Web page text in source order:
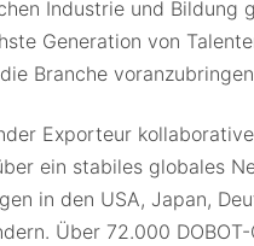
Industrie und Bildung
Generation von
Branche
Exporteur
ein stabiles globales
in den USA, Japan,
Über 72.000